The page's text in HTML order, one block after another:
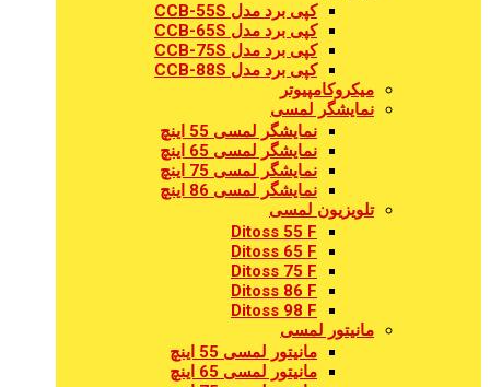
کپی برد مدل CCB-55S
کپی برد مدل CCB-65S
کپی برد مدل CCB-75S
کپی برد مدل CCB-88S
میکروکامپیوتر
نمایشگر لمسی
نمایشگر لمسی 55 اینچ
نمایشگر لمسی 65 اینچ
نمایشگر لمسی 75 اینچ
نمایشگر لمسی 86 اینچ
تلویزیون لمسی
Ditoss 55 F
Ditoss 65 F
Ditoss 75 F
Ditoss 86 F
Ditoss 98 F
مانیتور لمسی
مانیتور لمسی 55 اینچ
مانیتور لمسی 65 اینچ